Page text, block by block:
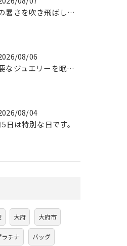
夏の暑さを吹き飛ばしに来てください。
08/06
不要なジュエリーを眠らせていませんか？
08/04
日は特別な日です。
大府 大府市
ラチナ バッグ